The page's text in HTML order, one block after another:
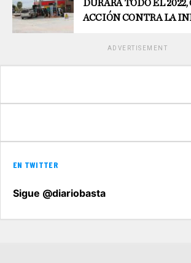
DURARÁ TODO EL 2022,
ACCIÓN CONTRA LA
ADVERTISEMENT
EN TWITTER
Sigue @diariobasta